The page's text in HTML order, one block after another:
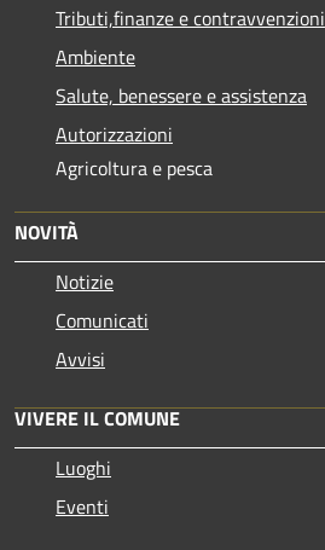
Tributi,finanze e contravvenzioni
Ambiente
Salute, benessere e assistenza
Autorizzazioni
Agricoltura e pesca
NOVITÀ
Notizie
Comunicati
Avvisi
VIVERE IL COMUNE
Luoghi
Eventi